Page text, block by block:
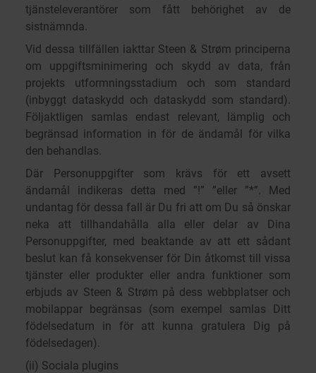
tjänsteleverantörer som fått behörighet av de
sistnämnda.
Vid dessa tillfällen iakttar Steen & Strøm principerna
om uppgiftsminimering och skydd av data, från
projekts utformningsstadium och som standard
(inbyggt dataskydd och dataskydd som standard).
Följaktligen samlas endast relevant, lämplig och
begränsad information in för de ändamål för vilka
den behandlas.
Där Personuppgifter som krävs för ett avsett
ändamål indikeras detta med ”!” ”eller ”*”. Med
undantag för dessa fall är Du fri att om Du så önskar
neka att tillhandahålla alla eller delar av Dina
Personuppgifter, med beaktande av att ett sådant
beslut kan få konsekvenser för Din åtkomst till vissa
tjänster eller produkter eller andra funktioner som
erbjuds av Steen & Strøm på dess webbplatser och
mobilappar begränsas (som exempel samlas Ditt
födelsedatum in för att kunna gratulera Dig på
födelsedagen).
(ii) Sociala plugins